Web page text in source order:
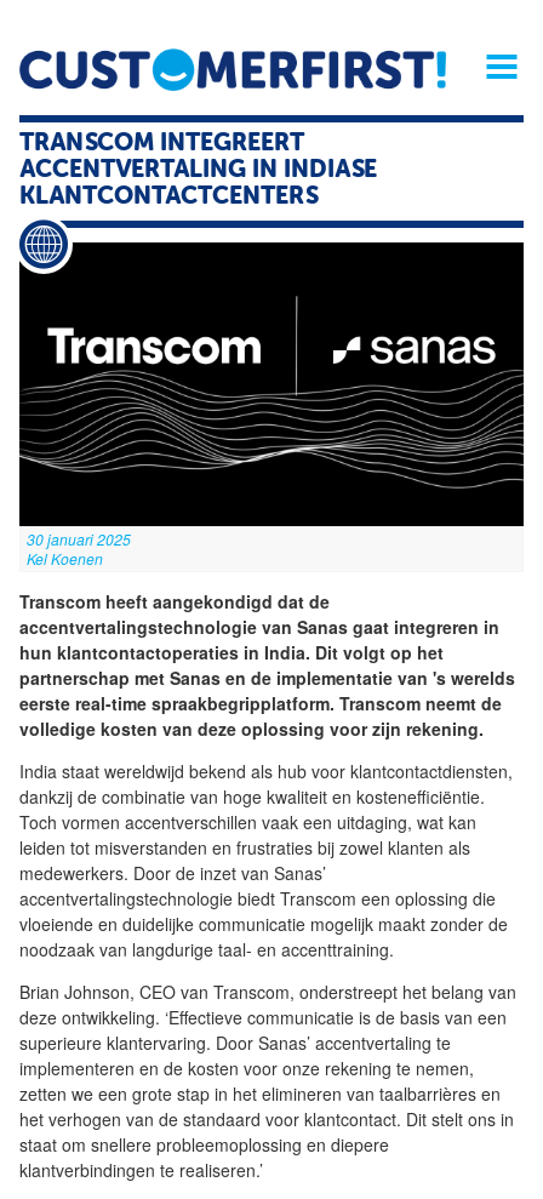
Home Opinie Archief
Magazine
Service
Buyers'Guide
TRANSCOM INTEGREERT
ACCENTVERTALING IN INDIASE
KLANTCONTACTCENTERS
30 januari 2025
Kel Koenen
Transcom heeft aangekondigd dat de
accentvertalingstechnologie van Sanas gaat integreren in
hun klantcontactoperaties in India. Dit volgt op het
partnerschap met Sanas en de implementatie van 's werelds
eerste real-time spraakbegripplatform. Transcom neemt de
volledige kosten van deze oplossing voor zijn rekening.
India staat wereldwijd bekend als hub voor klantcontactdiensten,
dankzij de combinatie van hoge kwaliteit en kostenefficiëntie.
Toch vormen accentverschillen vaak een uitdaging, wat kan
leiden tot misverstanden en frustraties bij zowel klanten als
medewerkers. Door de inzet van Sanas’
accentvertalingstechnologie biedt Transcom een oplossing die
vloeiende en duidelijke communicatie mogelijk maakt zonder de
noodzaak van langdurige taal- en accenttraining.
Brian Johnson, CEO van Transcom, onderstreept het belang van
deze ontwikkeling. ‘Effectieve communicatie is de basis van een
superieure klantervaring. Door Sanas’ accentvertaling te
implementeren en de kosten voor onze rekening te nemen,
zetten we een grote stap in het elimineren van taalbarrières en
het verhogen van de standaard voor klantcontact. Dit stelt ons in
staat om snellere probleemoplossing en diepere
klantverbindingen te realiseren.’